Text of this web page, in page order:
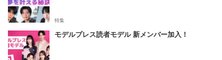
特集
モデルプレス読者モデル 新メンバー加入！